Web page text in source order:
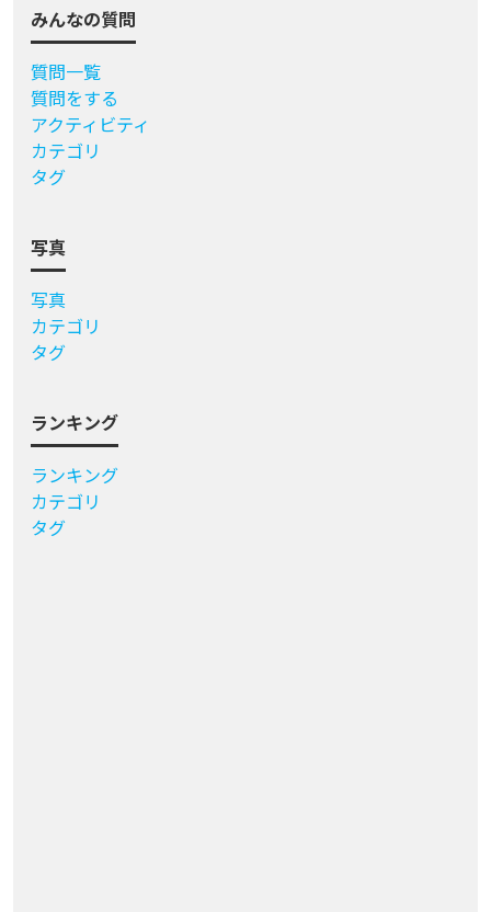
みんなの質問
質問一覧
質問をする
アクティビティ
カテゴリ
タグ
写真
写真
カテゴリ
タグ
ランキング
ランキング
カテゴリ
タグ